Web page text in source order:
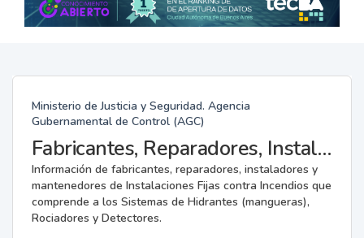
Ministerio de Justicia y Seguridad. Agencia
Gubernamental de Control (AGC)
Fabricantes, Reparadores, Instaladores y Mantenedores de Instalaciones Fijas contra Incendios.
Información de fabricantes, reparadores, instaladores y
mantenedores de Instalaciones Fijas contra Incendios que
comprende a los Sistemas de Hidrantes (mangueras),
Rociadores y Detectores.